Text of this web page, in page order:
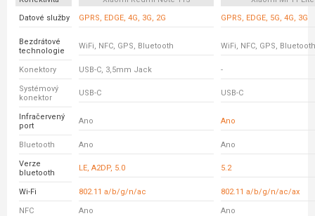
Datové služby
GPRS, EDGE, 4G, 3G, 2G GPRS, EDGE, 5G, 4G, 3G
Bezdrátové
technologie
WiFi, NFC, GPS, Bluetooth WiFi, NFC, GPS, Bluetooth
Konektory USB-C, 3,5mm Jack -
Systémový
konektor
USB-C USB-C
Infračervený
port
Ano Ano
Bluetooth Ano Ano
Verze
bluetooth
LE, A2DP, 5.0 5.2
Wi-Fi 802.11 a/b/g/n/ac 802.11 a/b/g/n/ac/ax
NFC Ano Ano